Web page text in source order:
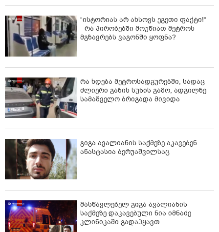
“ისტორიას არ ახსოვს ეგეთი ფაქტი!“
- რა პირობებში მოუწიათ მეტროს
მგზავრებს ვაგონში ყოფნა?
რა ხდება მეტროსადგურებში, სადაც
ძლიერი გაზის სუნის გამო, ადგილზე
სამაშველო ბრიგადა მივიდა
გიგა ავალიანის საქმეზე აკავებენ
ანასტასია ბერუაშვილსაც
მასწავლებელ გიგა ავალიანის
საქმეზე დაკავებული ნია იმნაძე
კლინიკაში გადაჰყავთ